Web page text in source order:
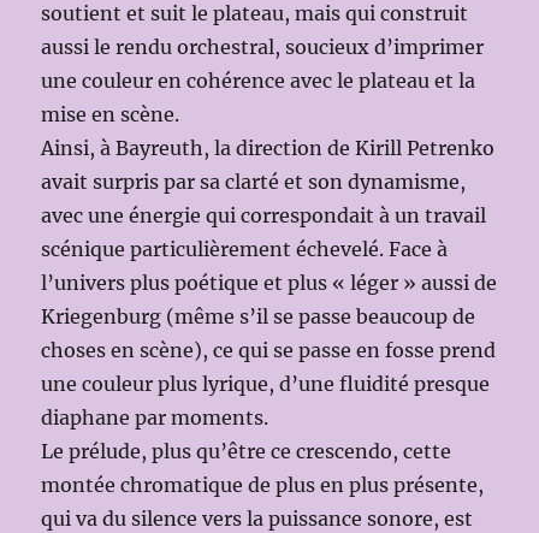
soutient et suit le plateau, mais qui construit
aussi le rendu orchestral, soucieux d’imprimer
une couleur en cohérence avec le plateau et la
mise en scène.
Ainsi, à Bayreuth, la direction de Kirill Petrenko
avait surpris par sa clarté et son dynamisme,
avec une énergie qui correspondait à un travail
scénique particulièrement échevelé. Face à
l’univers plus poétique et plus « léger » aussi de
Kriegenburg (même s’il se passe beaucoup de
choses en scène), ce qui se passe en fosse prend
une couleur plus lyrique, d’une fluidité presque
diaphane par moments.
Le prélude, plus qu’être ce crescendo, cette
montée chromatique de plus en plus présente,
qui va du silence vers la puissance sonore, est